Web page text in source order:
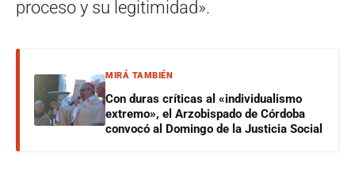
proceso y su legitimidad».
MIRÁ TAMBIÉN
Con duras críticas al «individualismo
extremo», el Arzobispado de Córdoba
convocó al Domingo de la Justicia Social